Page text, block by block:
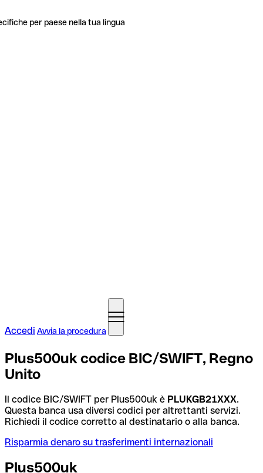
per paese nella tua lingua
Accedi Avvia la procedura
Plus500uk codice BIC/SWIFT, Regno
Unito
Il codice BIC/SWIFT per Plus500uk è PLUKGB21XXX.
Questa banca usa diversi codici per altrettanti servizi.
Richiedi il codice corretto al destinatario o alla banca.
Risparmia denaro su trasferimenti internazionali
Plus500uk